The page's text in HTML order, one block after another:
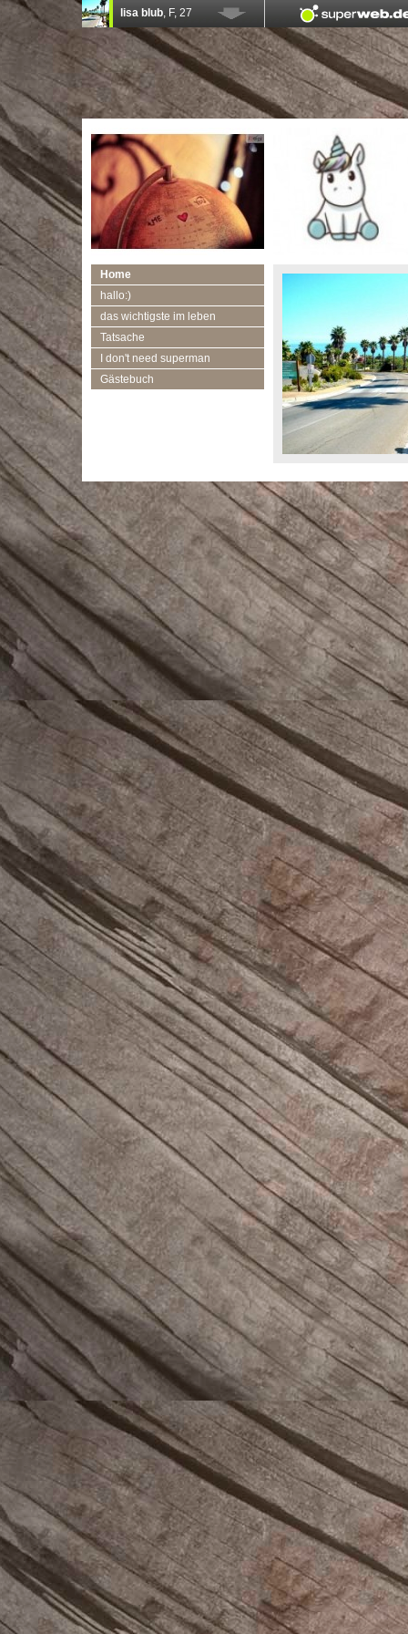
Home
hallo:)
das wichtigste im leben
Tatsache
I don't need superman
Gästebuch